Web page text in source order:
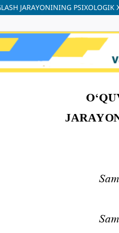
JARAYONINING PSIXOLOGIK